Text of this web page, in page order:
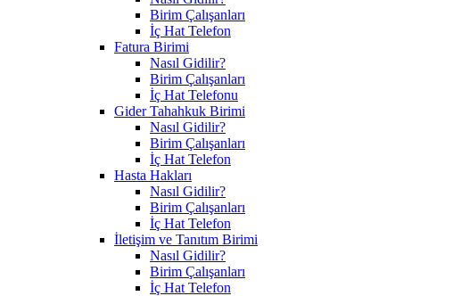
Birim Çalışanları
İç Hat Telefon
Fatura Birimi
Nasıl Gidilir?
Birim Çalışanları
İç Hat Telefonu
Gider Tahahkuk Birimi
Nasıl Gidilir?
Birim Çalışanları
İç Hat Telefon
Hasta Hakları
Nasıl Gidilir?
Birim Çalışanları
İç Hat Telefon
İletişim ve Tanıtım Birimi
Nasıl Gidilir?
Birim Çalışanları
İç Hat Telefon